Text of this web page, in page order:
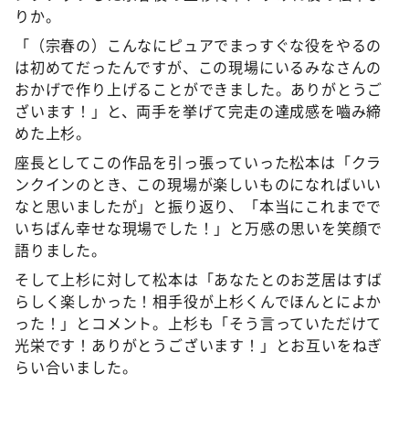
りか。
「（宗春の）こんなにピュアでまっすぐな役をやるの
は初めてだったんですが、この現場にいるみなさんの
おかげで作り上げることができました。ありがとうご
ざいます！」と、両手を挙げて完走の達成感を嚙み締
めた上杉。
座長としてこの作品を引っ張っていった松本は「クラ
ンクインのとき、この現場が楽しいものになればいい
なと思いましたが」と振り返り、「本当にこれまでで
いちばん幸せな現場でした！」と万感の思いを笑顔で
語りました。
そして上杉に対して松本は「あなたとのお芝居はすば
らしく楽しかった！相手役が上杉くんでほんとによか
った！」とコメント。上杉も「そう言っていただけて
光栄です！ありがとうございます！」とお互いをねぎ
らい合いました。